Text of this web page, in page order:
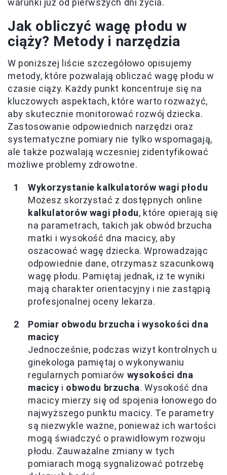
warunki już od pierwszych dni życia.
Jak obliczyć wagę płodu w
ciąży? Metody i narzędzia
W poniższej liście szczegółowo opisujemy
metody, które pozwalają obliczać wagę płodu w
czasie ciąży. Każdy punkt koncentruje się na
kluczowych aspektach, które warto rozważyć,
aby skutecznie monitorować rozwój dziecka.
Zastosowanie odpowiednich narzędzi oraz
systematyczne pomiary nie tylko wspomagają,
ale także pozwalają wczesniej zidentyfikować
możliwe problemy zdrowotne.
Wykorzystanie kalkulatorów wagi płodu
Możesz skorzystać z dostępnych online
kalkulatorów wagi płodu, które opierają się
na parametrach, takich jak obwód brzucha
matki i wysokość dna macicy, aby
oszacować wagę dziecka. Wprowadzając
odpowiednie dane, otrzymasz szacunkową
wagę płodu. Pamiętaj jednak, iż te wyniki
mają charakter orientacyjny i nie zastąpią
profesjonalnej oceny lekarza.
Pomiar obwodu brzucha i wysokości dna
macicy
Jednocześnie, podczas wizyt kontrolnych u
ginekologa pamiętaj o wykonywaniu
regularnych pomiarów wysokości dna
macicy i obwodu brzucha. Wysokość dna
macicy mierzy się od spojenia łonowego do
najwyższego punktu macicy. Te parametry
są niezwykle ważne, ponieważ ich wartości
mogą świadczyć o prawidłowym rozwoju
płodu. Zauważalne zmiany w tych
pomiarach mogą sygnalizować potrzebę